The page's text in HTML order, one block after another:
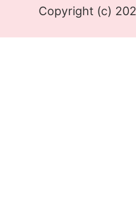
Copyright (c)